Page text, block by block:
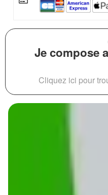
Je compose
Cliquez ici pour